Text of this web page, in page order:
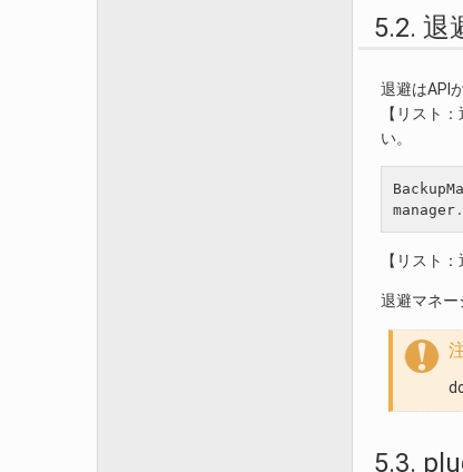
5.2. 退
退避はAPI
【リスト
い。
manager .
【リスト
退避マネー
5.3.